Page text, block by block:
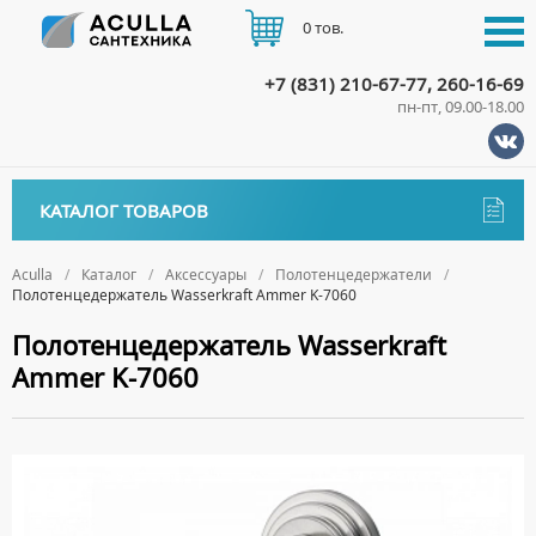
Aculla Каталог Аксессуары
Полотенцедержатели
Полотенцедержатель Wasserkraft Ammer K-7060
Полотенцедержатель Wasserkraft
Ammer K-7060
КАТАЛОГ ТОВАРОВ
ДИСПЕНСЕРЫ
ДОЗАТОРЫ ДЛЯ МЫЛА
ЕРШИКИ
+7 (831) 210-67-77, 260-16-69
пн-пт, 09.00-18.00
0 тов.
ДОСТАВКА
ОПЛАТА